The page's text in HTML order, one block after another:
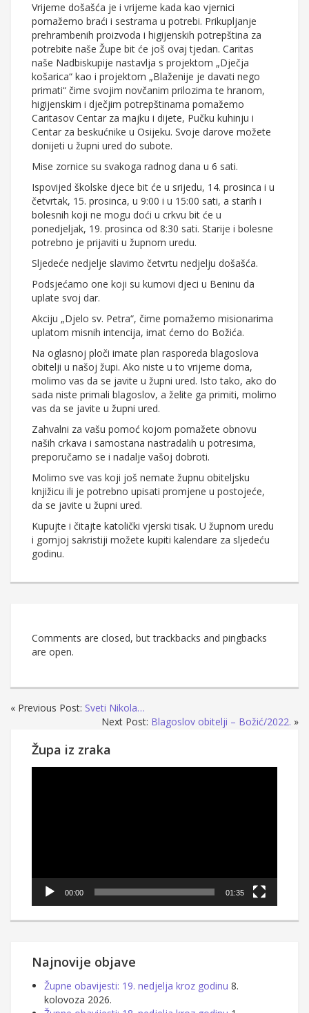
Vrijeme došašća je i vrijeme kada kao vjernici
pomažemo braći i sestrama u potrebi. Prikupljanje
prehrambenih proizvoda i higijenskih potrepština za
potrebite naše Župe bit će još ovaj tjedan. Caritas
naše Nadbiskupije nastavlja s projektom „Dječja
košarica“ kao i projektom „Blaženije je davati nego
primati“ čime svojim novčanim prilozima te hranom,
higijenskim i dječjim potrepštinama pomažemo
Caritasov Centar za majku i dijete, Pučku kuhinju i
Centar za beskućnike u Osijeku. Svoje darove možete
donijeti u župni ured do subote.
Mise zornice su svakoga radnog dana u 6 sati.
Ispovijed školske djece bit će u srijedu, 14. prosinca i u
četvrtak, 15. prosinca, u 9:00 i u 15:00 sati, a starih i
bolesnih koji ne mogu doći u crkvu bit će u
ponedjeljak, 19. prosinca od 8:30 sati. Starije i bolesne
potrebno je prijaviti u župnom uredu.
Sljedeće nedjelje slavimo četvrtu nedjelju došašća.
Podsjećamo one koji su kumovi djeci u Beninu da
uplate svoj dar.
Akciju „Djelo sv. Petra“, čime pomažemo misionarima
uplatom misnih intencija, imat ćemo do Božića.
Na oglasnoj ploči imate plan rasporeda blagoslova
obitelji u našoj župi. Ako niste u to vrijeme doma,
molimo vas da se javite u župni ured. Isto tako, ako do
sada niste primali blagoslov, a želite ga primiti, molimo
vas da se javite u župni ured.
Zahvalni za vašu pomoć kojom pomažete obnovu
naših crkava i samostana nastradalih u potresima,
preporučamo se i nadalje vašoj dobroti.
Molimo sve vas koji još nemate župnu obiteljsku
knjižicu ili je potrebno upisati promjene u postojeće,
da se javite u župni ured.
Kupujte i čitajte katolički vjerski tisak. U župnom uredu
i gornjoj sakristiji možete kupiti kalendare za sljedeću
godinu.
Comments are closed, but trackbacks and pingbacks
are open.
« Previous Post: Sveti Nikola…
Next Post: Blagoslov obitelji – Božić/2022. »
Župa iz zraka
00:00 01:35
Najnovije objave
Župne obavijesti: 19. nedjelja kroz godinu 8.
kolovoza 2026.